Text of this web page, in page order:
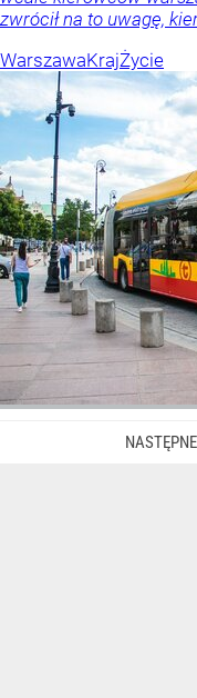
zwrócił na to uwagę,
WarszawaKrajŻycie